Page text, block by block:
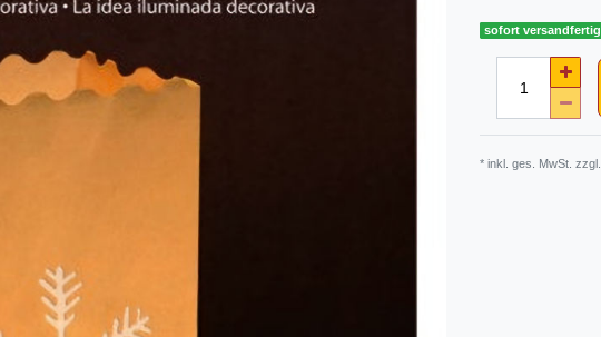
sofort versandfertig
* inkl. ges. MwSt. zzgl.